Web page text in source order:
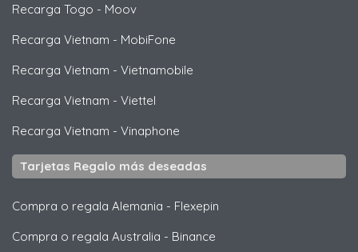
Recarga Togo - Moov
Recarga Vietnam - MobiFone
Recarga Vietnam - Vietnamobile
Recarga Vietnam - Viettel
Recarga Vietnam - Vinaphone
Tarjetas Regalo más deseadas
Compra o regala Alemania - Flexepin
Compra o regala Australia - Binance